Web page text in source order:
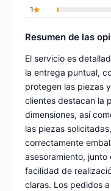
1
Resumen de las
El servicio es
la entrega puntual,
protegen las piezas
clientes destacan la
dimensiones, así
las piezas
correctamente
asesoramiento,
facilidad de
claras. Los pedidos